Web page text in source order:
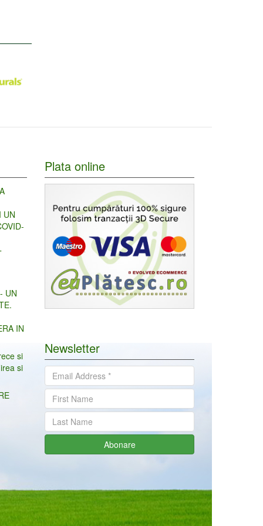
UN
UN
IN
si
si
Plata online
Newsletter
Abonare